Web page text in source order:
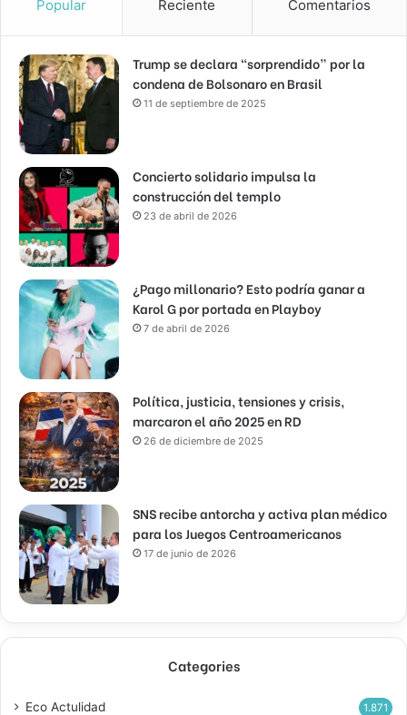
Popular Reciente Comentarios
Trump se declara “sorprendido” por la
condena de Bolsonaro en Brasil
11 de septiembre de 2025
Concierto solidario impulsa la
construcción del templo
23 de abril de 2026
¿Pago millonario? Esto podría ganar a
Karol G por portada en Playboy
7 de abril de 2026
Política, justicia, tensiones y crisis,
marcaron el año 2025 en RD
26 de diciembre de 2025
SNS recibe antorcha y activa plan médico
para los Juegos Centroamericanos
17 de junio de 2026
Categories
Eco Actulidad 1.871